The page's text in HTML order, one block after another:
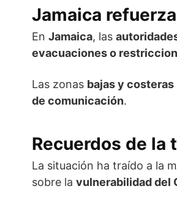
Jamaica
En Jamaica, las
evacuaciones o
Las zonas bajas y costeras
de comunicación.
Recuerdos de la
La situación ha traído a la
sobre la vulnerabilidad del